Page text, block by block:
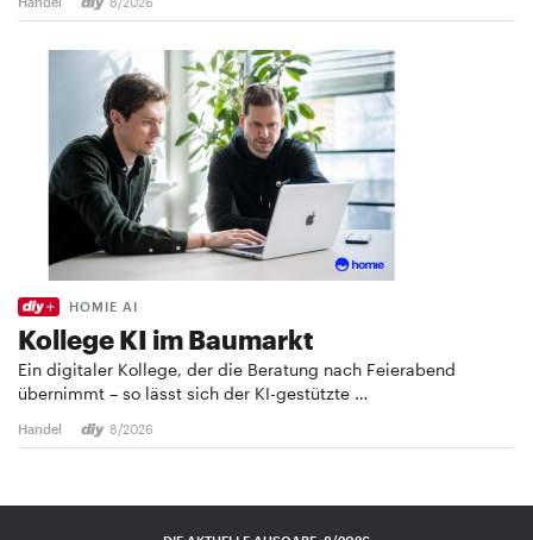
HOMIE AI
Kollege KI im Baumarkt
Ein digitaler Kollege, der die Beratung nach Feierabend
übernimmt – so lässt sich der KI-gestützte …
Handel 8/2026